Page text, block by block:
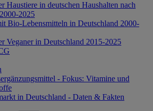
Haustiere in deutschen Haushalten nach
2025
Bio-Lebensmitteln in Deutschland 2000-
Veganer in Deutschland 2015-2025
- Fokus: Vitamine und
in Deutschland - Daten & Fakten